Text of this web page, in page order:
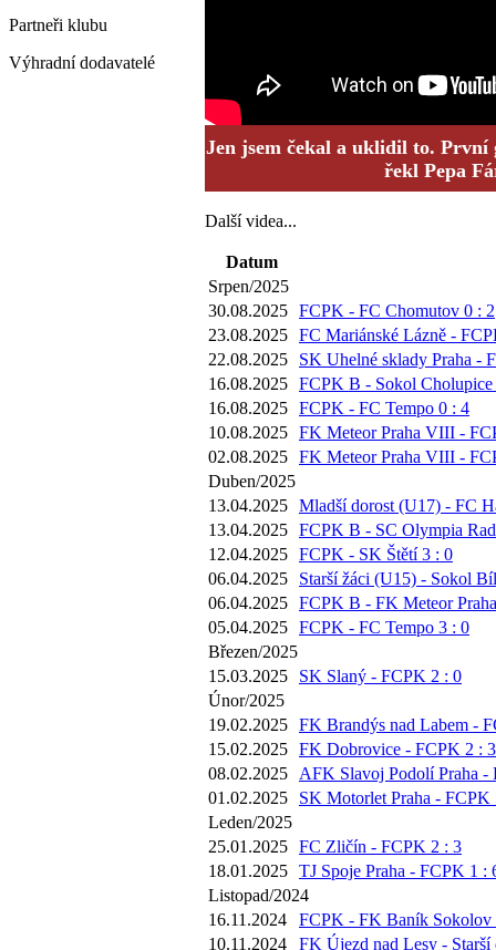
Partneři klubu
Výhradní dodavatelé
Jen jsem čekal a uklidil to. První
řekl Pepa
Další videa...
Datum
Srpen/2025
30.08.2025 FCPK - FC Chomutov 0 : 2
23.08.2025 FC Mariánské Lázně -
22.08.2025
SK Uhelné sklady Praha -
16.08.2025 FCPK B - Sokol Cholupice
16.08.2025 FCPK - FC Tempo 0 : 4
10.08.2025 FK Meteor Praha VIII -
02.08.2025 FK Meteor Praha VIII -
Duben/2025
13.04.2025 Mladší dorost (U17) - FC
13.04.2025 FCPK B - SC Olympia
12.04.2025 FCPK - SK Štětí 3 : 0
06.04.2025
Starší žáci (U15) - Sokol
06.04.2025 FCPK B - FK Meteor
05.04.2025 FCPK - FC Tempo 3 : 0
Březen/2025
15.03.2025
SK Slaný - FCPK 2 : 0
Únor/2025
19.02.2025 FK Brandýs nad Labem -
15.02.2025 FK Dobrovice - FCPK 2 : 3
08.02.2025
AFK Slavoj Podolí Praha -
01.02.2025
SK Motorlet Praha - FCPK
Leden/2025
25.01.2025 FC Zličín - FCPK 2 : 3
18.01.2025 TJ Spoje Praha - FCPK 1 :
Listopad/2024
16.11.2024
FCPK - FK Baník Sokolov
10.11.2024
FK Újezd nad Lesy -